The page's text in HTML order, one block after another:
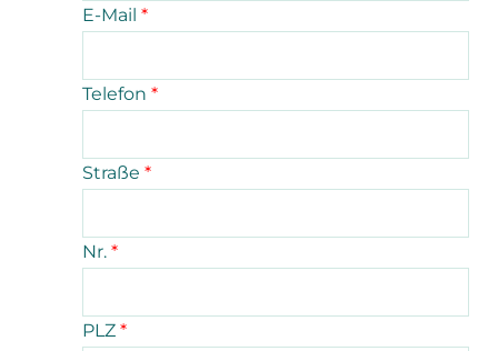
E-Mail *
Telefon *
Straße *
Nr. *
PLZ *